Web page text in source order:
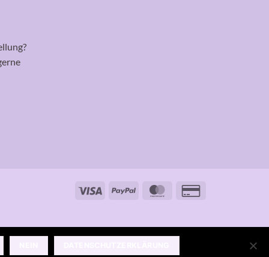
Visa PayPal MasterCard